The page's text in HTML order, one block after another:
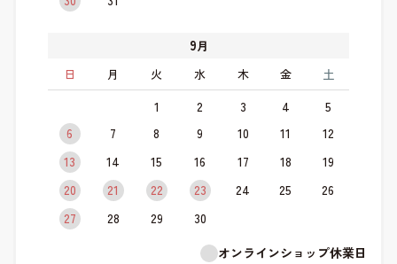
9月
日
月 火 水 木 金 土
1 2 3 4
5
6
7 8 9 10 11
12
13
14 15 16 17 18
19
20
21 22 23 24 25
26
27
28 29
30
オンラインショップ休業日